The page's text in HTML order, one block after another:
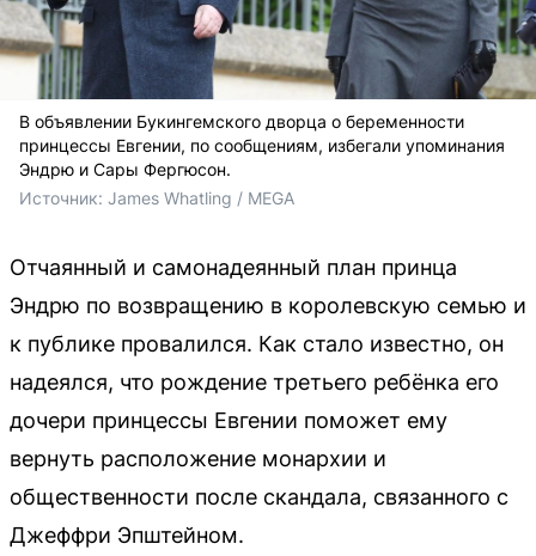
В объявлении Букингемского дворца о беременности
принцессы Евгении, по сообщениям, избегали упоминания
Эндрю и Сары Фергюсон.
Источник: James Whatling / MEGA
Отчаянный и самонадеянный план принца
Эндрю по возвращению в королевскую семью и
к публике провалился. Как стало известно, он
надеялся, что рождение третьего ребёнка его
дочери принцессы Евгении поможет ему
вернуть расположение монархии и
общественности после скандала, связанного с
Джеффри Эпштейном.